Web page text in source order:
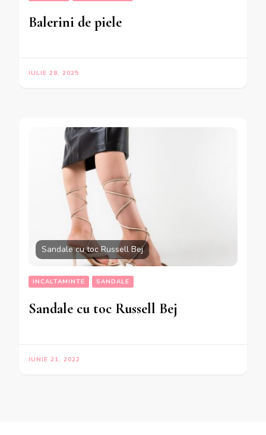
Balerini de piele
IULIE 28, 2025
Sandale cu toc Russell Bej
INCALTAMINTE SANDALE
Sandale cu toc Russell Bej
IUNIE 21, 2022